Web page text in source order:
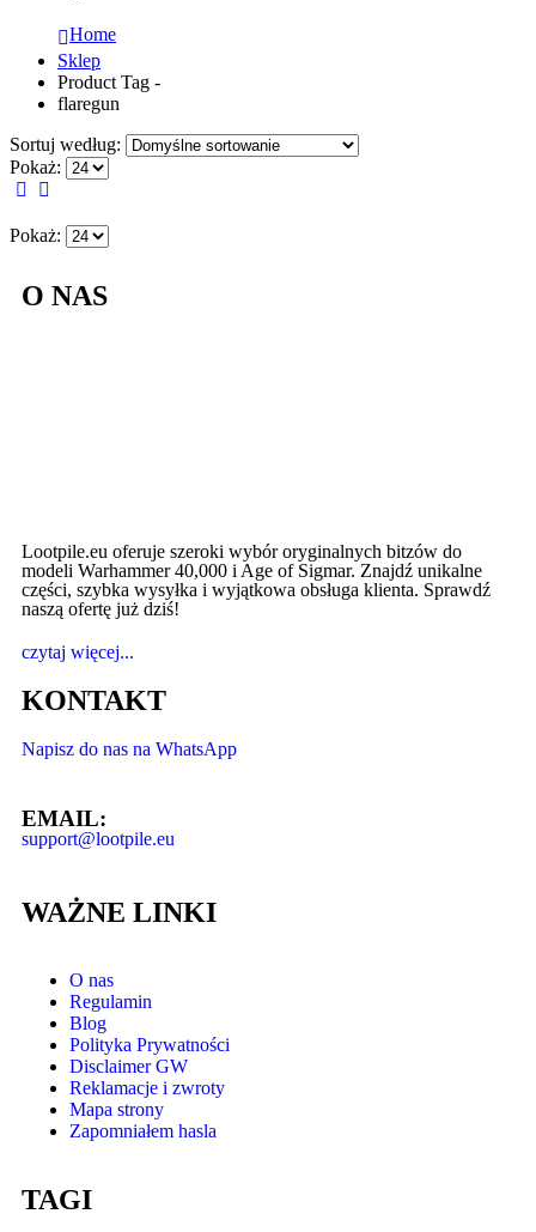
Home
Sklep
Product Tag -
flaregun
Sortuj według:
Pokaż:
Pokaż:
O NAS
Lootpile.eu oferuje szeroki wybór oryginalnych bitzów do
modeli Warhammer 40,000 i Age of Sigmar. Znajdź unikalne
części, szybka wysyłka i wyjątkowa obsługa klienta. Sprawdź
naszą ofertę już dziś!
czytaj więcej...
KONTAKT
Napisz do nas na WhatsApp
EMAIL:
support@lootpile.eu
WAŻNE LINKI
O nas
Regulamin
Blog
Polityka Prywatności
Disclaimer GW
Reklamacje i zwroty
Mapa strony
Zapomniałem hasla
TAGI